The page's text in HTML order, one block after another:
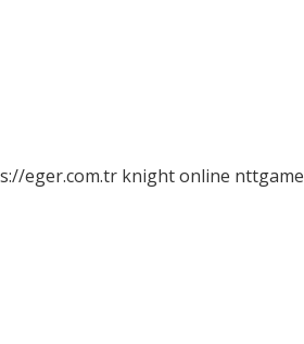
eger.com.tr knight online nttgame